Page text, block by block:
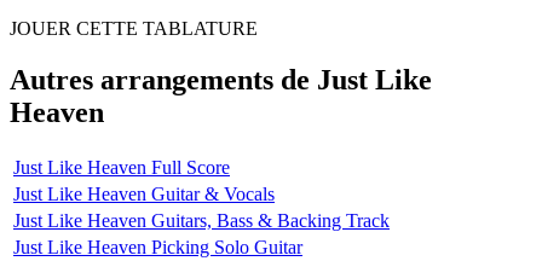
JOUER CETTE TABLATURE
Autres arrangements de Just Like
Heaven
Just Like Heaven Full Score
Just Like Heaven Guitar & Vocals
Just Like Heaven Guitars, Bass & Backing Track
Just Like Heaven Picking Solo Guitar